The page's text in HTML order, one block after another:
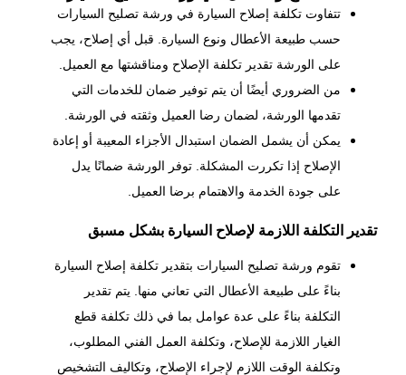
تتفاوت تكلفة إصلاح السيارة في ورشة تصليح السيارات
حسب طبيعة الأعطال ونوع السيارة. قبل أي إصلاح، يجب
على الورشة تقدير تكلفة الإصلاح ومناقشتها مع العميل.
من الضروري أيضًا أن يتم توفير ضمان للخدمات التي
تقدمها الورشة، لضمان رضا العميل وثقته في الورشة.
يمكن أن يشمل الضمان استبدال الأجزاء المعيبة أو إعادة
الإصلاح إذا تكررت المشكلة. توفر الورشة ضمانًا يدل
على جودة الخدمة والاهتمام برضا العميل.
تقدير التكلفة اللازمة لإصلاح السيارة بشكل مسبق
تقوم ورشة تصليح السيارات بتقدير تكلفة إصلاح السيارة
بناءً على طبيعة الأعطال التي تعاني منها. يتم تقدير
التكلفة بناءً على عدة عوامل بما في ذلك تكلفة قطع
الغيار اللازمة للإصلاح، وتكلفة العمل الفني المطلوب،
وتكلفة الوقت اللازم لإجراء الإصلاح، وتكاليف التشخيص